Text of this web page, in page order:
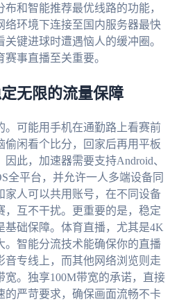
和智能推荐最优线路的功能，
络环境下连接至国内服务器最快
键进球时遭遇恼人的缓冲圈。
事直播至关重要。
无限的流量保障
。可能用手机在通勤路上看赛前
偷闲看个比分，回家后再用平板
此，加速器需要支持Android、
全平台，并允许一人多端设备同
家人可以共用账号，在不同设备
，互不干扰。更重要的是，稳定
基础保障。体育直播，尤其是4K
。智能分流技术能确保你的直播
音专线上，而其他网络浏览则走
宽。独享100M带宽的承诺，直接
的严苛要求，确保画面流畅不卡